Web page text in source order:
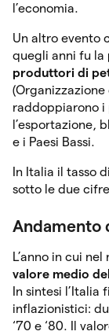
l’economia.
Un altro evento
quegli anni fu la
produttori di
raddoppiarono
l’esportazione,
e i Paesi Bassi.
In Italia il tasso
sotto le due
Andamento
L’anno in cui
valore medio
In sintesi
inflazionistici:
‘70 e ‘80. Il